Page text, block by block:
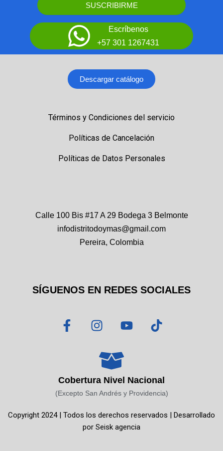
SUSCRIBIRME
Escríbenos
+57 301 1267431
Descargar catálogo
Términos y Condiciones del servicio
Políticas de Cancelación
Políticas de Datos Personales
Calle 100 Bis #17 A 29 Bodega 3 Belmonte
infodistritodoymas@gmail.com
Pereira, Colombia
SÍGUENOS EN REDES SOCIALES
F
a
o
o
-
I
n
t
a
g
r
m
Y
o
b
e
T
i
k
Cobertura Nivel Nacional
(Excepto San Andrés y Providencia)
Copyright 2024 | Todos los derechos reservados | Desarrollado
por Seisk agencia